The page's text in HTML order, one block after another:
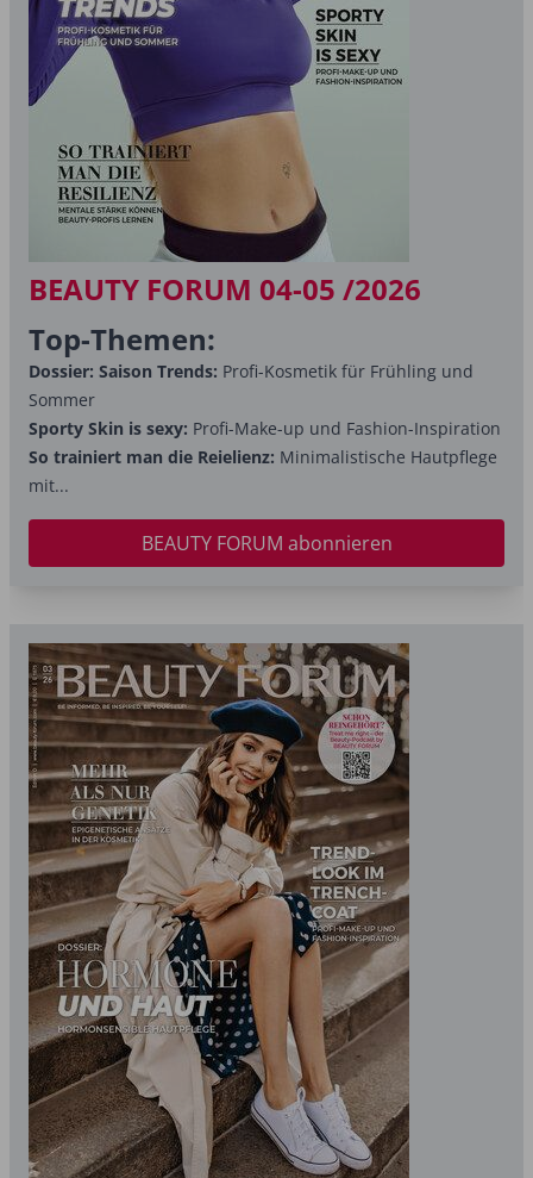
BEAUTY FORUM 04-05 /2026
Top-Themen:
Dossier: Saison Trends: Profi-Kosmetik für Frühling und
Sommer
Sporty Skin is sexy: Profi-Make-up und Fashion-Inspiration
So trainiert man die Reielienz: Minimalistische Hautpflege
mit...
BEAUTY FORUM abonnieren